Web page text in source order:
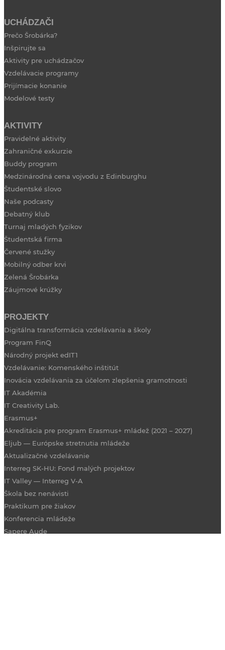
UCHÁDZAČI
Prečo Šrobárka?
Inšpirujte sa
Aktivity pre uchádzačov
Vzdelávacie programy
Prijímacie konanie
Modelové testy
AKTIVITY
Pravidelné aktivity
Zahraničné exkurzie
Buddy program
Medzinárodná cena vojvodu z Edinburghu
Študentské slovo
Naše podcasty
Debatný klub
Turnaj mladých fyzikov
Študentská firma
Červené stužky
Mobilný odber krvi
Zelená Šrobárka
Záujmové krúžky
PROJEKTY
Digitálna transformácia vzdelávania a školy
Program FinQ
Národný projekt edIT1
Vzdelávanie: Komenského inštitút
Inovácia vzdelávania za účelom zlepšenia gramotnosti
IT Akadémia
IT Creativity Lab.
Erasmus+
Akreditácia pre program Erasmus+ mládež (2021 – 2027)
Eljub — Európske stretnutia mládeže
Aktualizačné vzdelávanie
Interreg SK-HU: Fond malých projektov
IT Valley — Interreg V-A
Škola bez nenávisti
Praktikum pre žiakov
Konferencia mládeže
Sapere Aude